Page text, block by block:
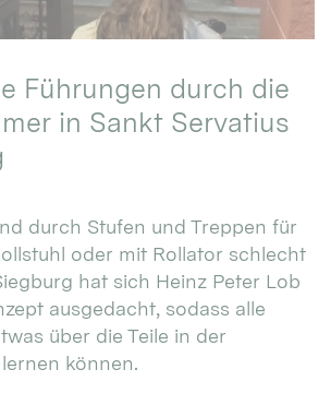
Führungen durch die
in Sankt Servatius
durch Stufen und Treppen für
oder mit Rollator schlecht
hat sich Heinz Peter Lob
ausgedacht, sodass alle
über die Teile in der
können.